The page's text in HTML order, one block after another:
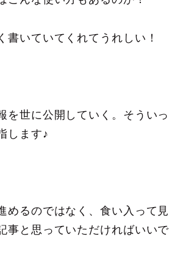
書いていてくれてうれしい！
を世に公開していく。そういっ
します♪
めるのではなく、食い入って見
事と思っていただければいいで